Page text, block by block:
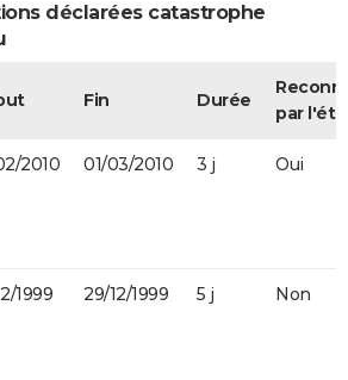
déclarées catastrophe
Fin Durée
par
2010 01/03/2010 3 j Oui
1999 29/12/1999 5 j Non